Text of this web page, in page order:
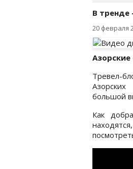
В тренде
20 февраля
Тревел-
большой
Как